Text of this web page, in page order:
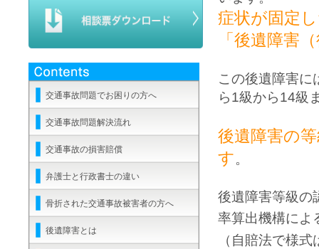
症状が固定
「後遺障害
この後遺障害に
ら1級から14級
後遺障害の
す。
後遺障害等級の
率算出機構によ
（自賠法で様
交通事故問題でお困りの方へ
交通事故問題解決流れ
交通事故の損害賠償
弁護士と行政書士の違い
骨折された交通事故被害者の方へ
後遺障害とは